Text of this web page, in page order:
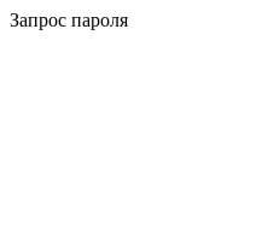
Запрос пароля